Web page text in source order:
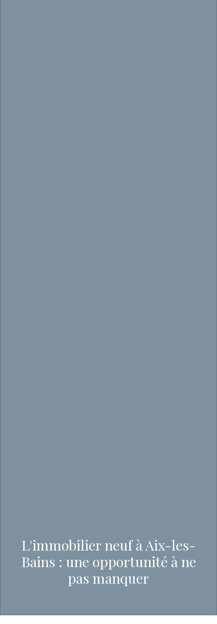
L'immobilier neuf à Aix-les-
Bains : une opportunité à ne
pas manquer